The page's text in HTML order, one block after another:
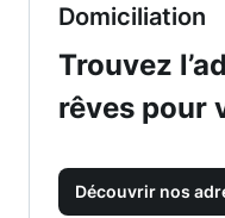
Domiciliation
Trouvez
rêves pour
Découvrir nos